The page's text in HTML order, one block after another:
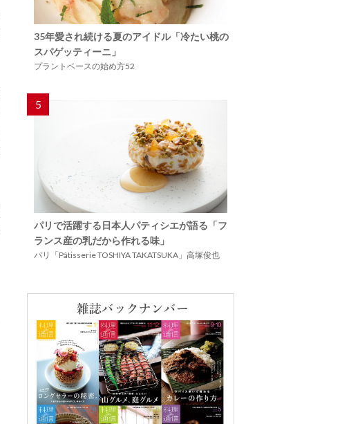
35年愛され続ける夏のアイドル「冷たい桃の
スパゲッティーニ」
プラントベースの始め方52
5
パリで活躍する日本人パティシエが語る「フ
ランス産の乳だから作れる味」
パリ「Pâtisserie TOSHIYA TAKATSUKA」高塚俊也